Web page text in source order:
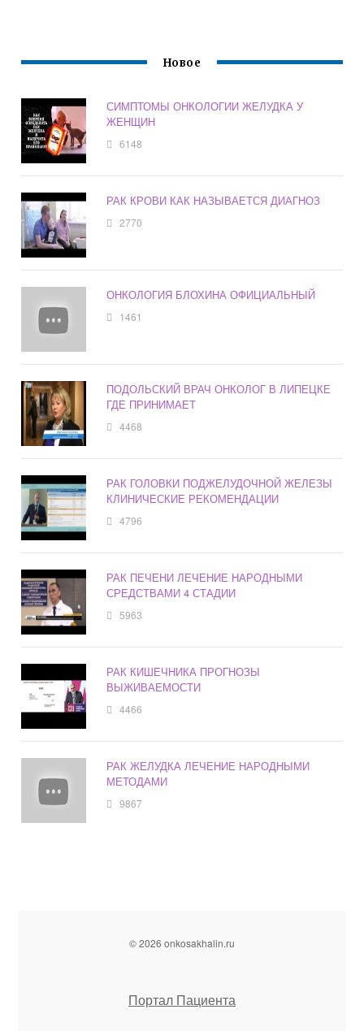
Новое
СИМПТОМЫ ОНКОЛОГИИ ЖЕЛУДКА У
ЖЕНЩИН
6148
РАК КРОВИ КАК НАЗЫВАЕТСЯ ДИАГНОЗ
2770
ОНКОЛОГИЯ БЛОХИНА ОФИЦИАЛЬНЫЙ
1461
ПОДОЛЬСКИЙ ВРАЧ ОНКОЛОГ В ЛИПЕЦКЕ
ГДЕ ПРИНИМАЕТ
4468
РАК ГОЛОВКИ ПОДЖЕЛУДОЧНОЙ ЖЕЛЕЗЫ
КЛИНИЧЕСКИЕ РЕКОМЕНДАЦИИ
4796
РАК ПЕЧЕНИ ЛЕЧЕНИЕ НАРОДНЫМИ
СРЕДСТВАМИ 4 СТАДИИ
5963
РАК КИШЕЧНИКА ПРОГНОЗЫ
ВЫЖИВАЕМОСТИ
4466
РАК ЖЕЛУДКА ЛЕЧЕНИЕ НАРОДНЫМИ
МЕТОДАМИ
9867
© 2026 onkosakhalin.ru
Портал Пациента